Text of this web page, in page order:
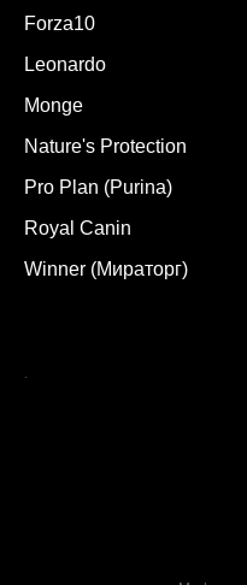
Forza10
Leonardo
Monge
Nature's Protection
Pro Plan (Purina)
Royal Canin
Winner (Мираторг)